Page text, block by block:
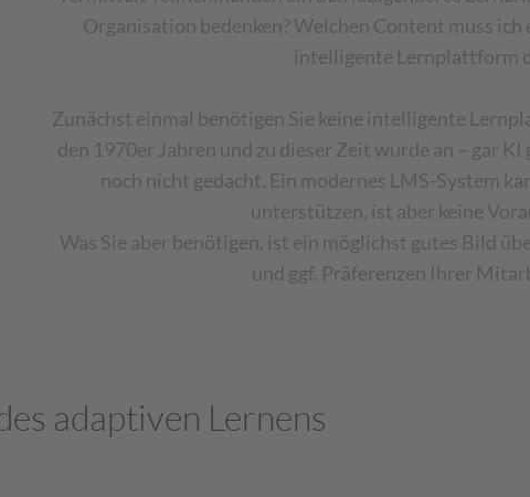
Organisation bedenken? Welchen Content muss
intelligente Lernplattform
Zunächst einmal benötigen Sie keine intelligente
den 1970er Jahren und zu dieser Zeit wurde an – gar
noch nicht gedacht. Ein modernes LMS-System
unterstützen, ist aber keine
Was Sie aber benötigen, ist ein möglichst gutes Bild
und ggf. Präferenzen Ihrer
adaptiven Lernens